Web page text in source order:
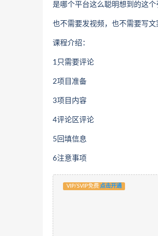
是哪个平台这么聪明想到的这个
也不需要发视频，也不需要写
课程介绍：
1只需要评论
2项目准备
3项目内容
4评论区评论
5回填信息
6注意事项
VIP/SVIP免费 点击开通